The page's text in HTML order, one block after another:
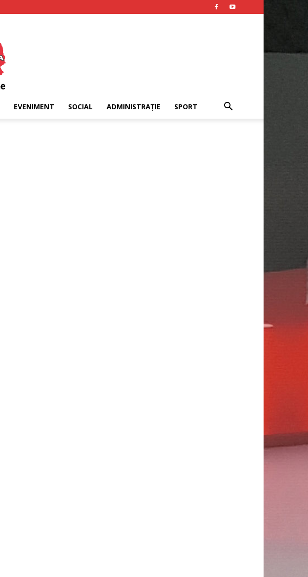
EVENIMENT SOCIAL ADMINISTRAȚIE SPORT